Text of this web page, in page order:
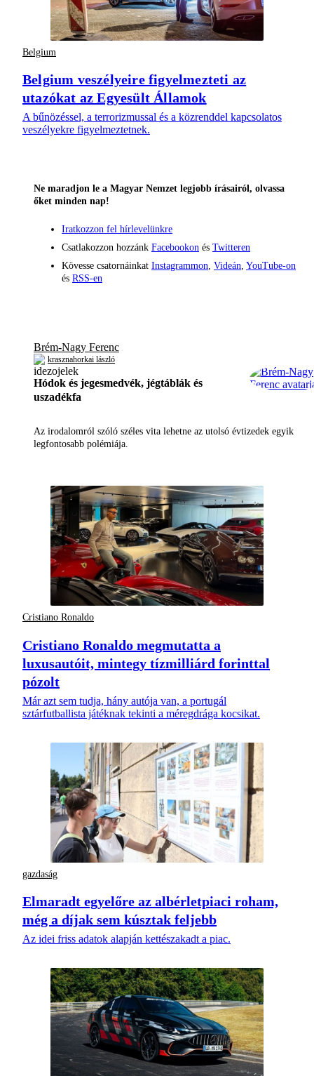
Belgium
Belgium veszélyeire figyelmezteti az
utazókat az Egyesült Államok
A bűnözéssel, a terrorizmussal és a közrenddel kapcsolatos
veszélyekre figyelmeztetnek.
Ne maradjon le a Magyar Nemzet legjobb írásairól, olvassa
őket minden nap!
Iratkozzon fel hírlevelünkre
Csatlakozzon hozzánk Facebookon és Twitteren
Kövesse csatornáinkat Instagrammon, Videán, YouTube-on
és RSS-en
Brém-Nagy Ferenc
krasznahorkai lászló
Hódok és jegesmedvék, jégtáblák és
uszadékfa
Az irodalomról szóló széles vita lehetne az utolsó évtizedek egyik
legfontosabb polémiája.
Cristiano Ronaldo
Cristiano Ronaldo megmutatta a
luxusautóit, mintegy tízmilliárd forinttal
pózolt
Már azt sem tudja, hány autója van, a portugál
sztárfutballista játéknak tekinti a méregdrága kocsikat.
gazdaság
Elmaradt egyelőre az albérletpiaci roham,
még a díjak sem kúsztak feljebb
Az idei friss adatok alapján kettészakadt a piac.